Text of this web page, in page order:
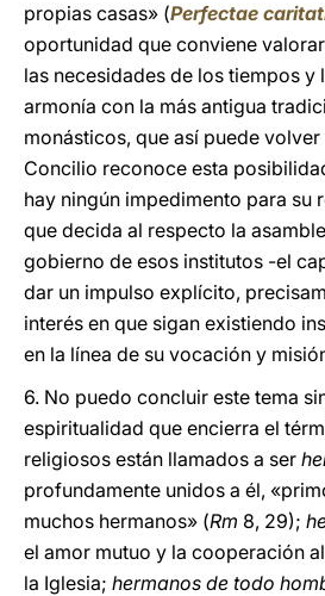
propias casas» (Perfectae
oportunidad que conviene
las necesidades de los tiempos y
armonía con la más antigua
monásticos, que así puede volver
Concilio reconoce esta
hay ningún impedimento para su
que decida al respecto la
gobierno de esos institutos -el
dar un impulso explícito,
interés en que sigan existiendo
en la línea de su vocación y
6. No puedo concluir este tema
espiritualidad que encierra el
religiosos están llamados a ser
profundamente unidos a él,
muchos hermanos» (Rm 8, 29);
el amor mutuo y la cooperación
la Iglesia; hermanos de todo